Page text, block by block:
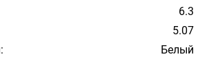
6.3
5.07
Белый